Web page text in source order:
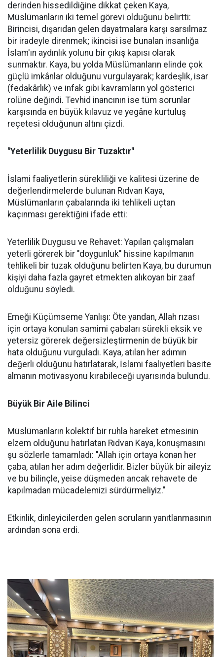
derinden hissedildiğine dikkat çeken Kaya,
Müslümanların iki temel görevi olduğunu belirtti:
Birincisi, dışarıdan gelen dayatmalara karşı sarsılmaz
bir iradeyle direnmek; ikincisi ise bunalan insanlığa
İslam'ın aydınlık yolunu bir çıkış kapısı olarak
sunmaktır. Kaya, bu yolda Müslümanların elinde çok
güçlü imkânlar olduğunu vurgulayarak; kardeşlik, isar
(fedakârlık) ve infak gibi kavramların yol gösterici
rolüne değindi. Tevhid inancının ise tüm sorunlar
karşısında en büyük kılavuz ve yegâne kurtuluş
reçetesi olduğunun altını çizdi.
"Yeterlilik Duygusu Bir Tuzaktır"
İslami faaliyetlerin sürekliliği ve kalitesi üzerine de
değerlendirmelerde bulunan Rıdvan Kaya,
Müslümanların çabalarında iki tehlikeli uçtan
kaçınması gerektiğini ifade etti:
Yeterlilik Duygusu ve Rehavet: Yapılan çalışmaları
yeterli görerek bir "doygunluk" hissine kapılmanın
tehlikeli bir tuzak olduğunu belirten Kaya, bu durumun
kişiyi daha fazla gayret etmekten alıkoyan bir zaaf
olduğunu söyledi.
Emeği Küçümseme Yanlışı: Öte yandan, Allah rızası
için ortaya konulan samimi çabaları sürekli eksik ve
yetersiz görerek değersizleştirmenin de büyük bir
hata olduğunu vurguladı. Kaya, atılan her adımın
değerli olduğunu hatırlatarak, İslami faaliyetleri basite
almanın motivasyonu kırabileceği uyarısında bulundu.
Büyük Bir Aile Bilinci
Müslümanların kolektif bir ruhla hareket etmesinin
elzem olduğunu hatırlatan Rıdvan Kaya, konuşmasını
şu sözlerle tamamladı: "Allah için ortaya konan her
çaba, atılan her adım değerlidir. Bizler büyük bir aileyiz
ve bu bilinçle, yeise düşmeden ancak rehavete de
kapılmadan mücadelemizi sürdürmeliyiz."
Etkinlik, dinleyicilerden gelen soruların yanıtlanmasının
ardından sona erdi.